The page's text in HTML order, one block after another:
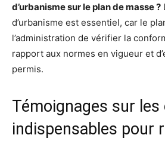
d’urbanisme sur le plan de masse ?
d’urbanisme est essentiel, car le
l’administration de vérifier la
rapport aux normes en vigueur et
permis.
Témoignages sur les
indispensables pour